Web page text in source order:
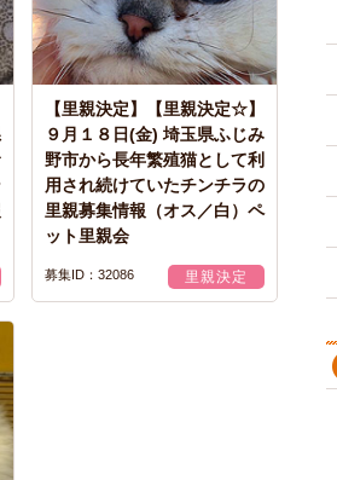
【里親決定】【里親決定☆】
９月１８日(金) 埼玉県ふじみ
野市から長年繁殖猫として利
用され続けていたチンチラの
里親募集情報（オス／白）ペ
ット里親会
募集ID：32086 里親決定